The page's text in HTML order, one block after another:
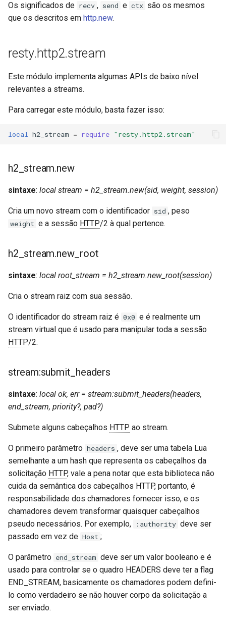
Os significados de recv , send e ctx são os mesmos
que os descritos em http.new.
resty.http2.stream
Este módulo implementa algumas APIs de baixo nível
relevantes a streams.
Para carregar este módulo, basta fazer isso:
local h2_stream = require "resty.http2.stream"
h2_stream.new
sintaxe: local stream = h2_stream.new(sid, weight, session)
Cria um novo stream com o identificador sid , peso
weight e a sessão HTTP/2 à qual pertence.
h2_stream.new_root
sintaxe: local root_stream = h2_stream.new_root(session)
Cria o stream raiz com sua sessão.
O identificador do stream raiz é 0x0 e é realmente um
stream virtual que é usado para manipular toda a sessão
HTTP/2.
stream:submit_headers
sintaxe: local ok, err = stream:submit_headers(headers,
end_stream, priority?, pad?)
Submete alguns cabeçalhos HTTP ao stream.
O primeiro parâmetro headers , deve ser uma tabela Lua
semelhante a um hash que representa os cabeçalhos da
solicitação HTTP, vale a pena notar que esta biblioteca não
cuida da semântica dos cabeçalhos HTTP, portanto, é
responsabilidade dos chamadores fornecer isso, e os
chamadores devem transformar quaisquer cabeçalhos
pseudo necessários. Por exemplo,
:authority deve ser
passado em vez de Host ;
O parâmetro end_stream deve ser um valor booleano e é
usado para controlar se o quadro HEADERS deve ter a flag
END_STREAM, basicamente os chamadores podem defini-
lo como verdadeiro se não houver corpo da solicitação a
ser enviado.